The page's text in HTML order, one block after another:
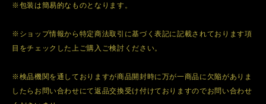
※包装は簡易的なものとなります。
※ショップ情報から特定商法取引に基づく表記に記載されております項
目をチェックした上ご購入ご検討ください。
※検品機関を通しておりますが商品開封時に万が一商品に欠陥がありま
したらお問い合わせにて返品交換受け付けておりますのでお問い合わせ